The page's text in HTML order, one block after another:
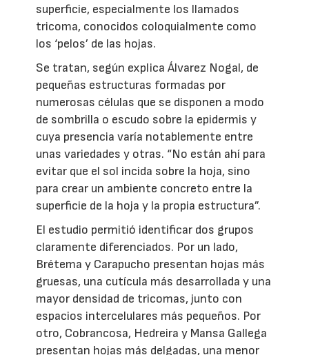
superficie, especialmente los llamados
tricoma, conocidos coloquialmente como
los ‘pelos’ de las hojas.
Se tratan, según explica Álvarez Nogal, de
pequeñas estructuras formadas por
numerosas células que se disponen a modo
de sombrilla o escudo sobre la epidermis y
cuya presencia varía notablemente entre
unas variedades y otras. “No están ahí para
evitar que el sol incida sobre la hoja, sino
para crear un ambiente concreto entre la
superficie de la hoja y la propia estructura”.
El estudio permitió identificar dos grupos
claramente diferenciados. Por un lado,
Brétema y Carapucho presentan hojas más
gruesas, una cutícula más desarrollada y una
mayor densidad de tricomas, junto con
espacios intercelulares más pequeños. Por
otro, Cobrancosa, Hedreira y Mansa Gallega
presentan hojas más delgadas, una menor